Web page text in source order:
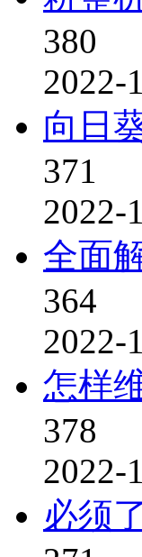
380
2022-
向日
371
2022-
全面
364
2022-
怎样
378
2022-
必须